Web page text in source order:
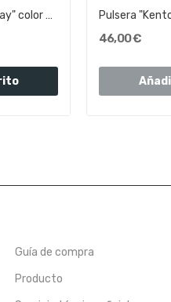
Pulsera piedras "Archway" color Ojo de tigre |...
46,00 €
Guía de compra
Producto